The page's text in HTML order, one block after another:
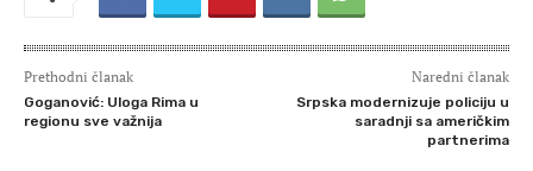
Prethodni članak
Goganović: Uloga Rima u
regionu sve važnija
Naredni članak
Srpska modernizuje policiju u
saradnji sa američkim
partnerima